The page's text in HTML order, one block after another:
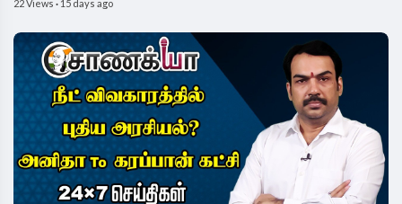
22 Views · 15 days ago